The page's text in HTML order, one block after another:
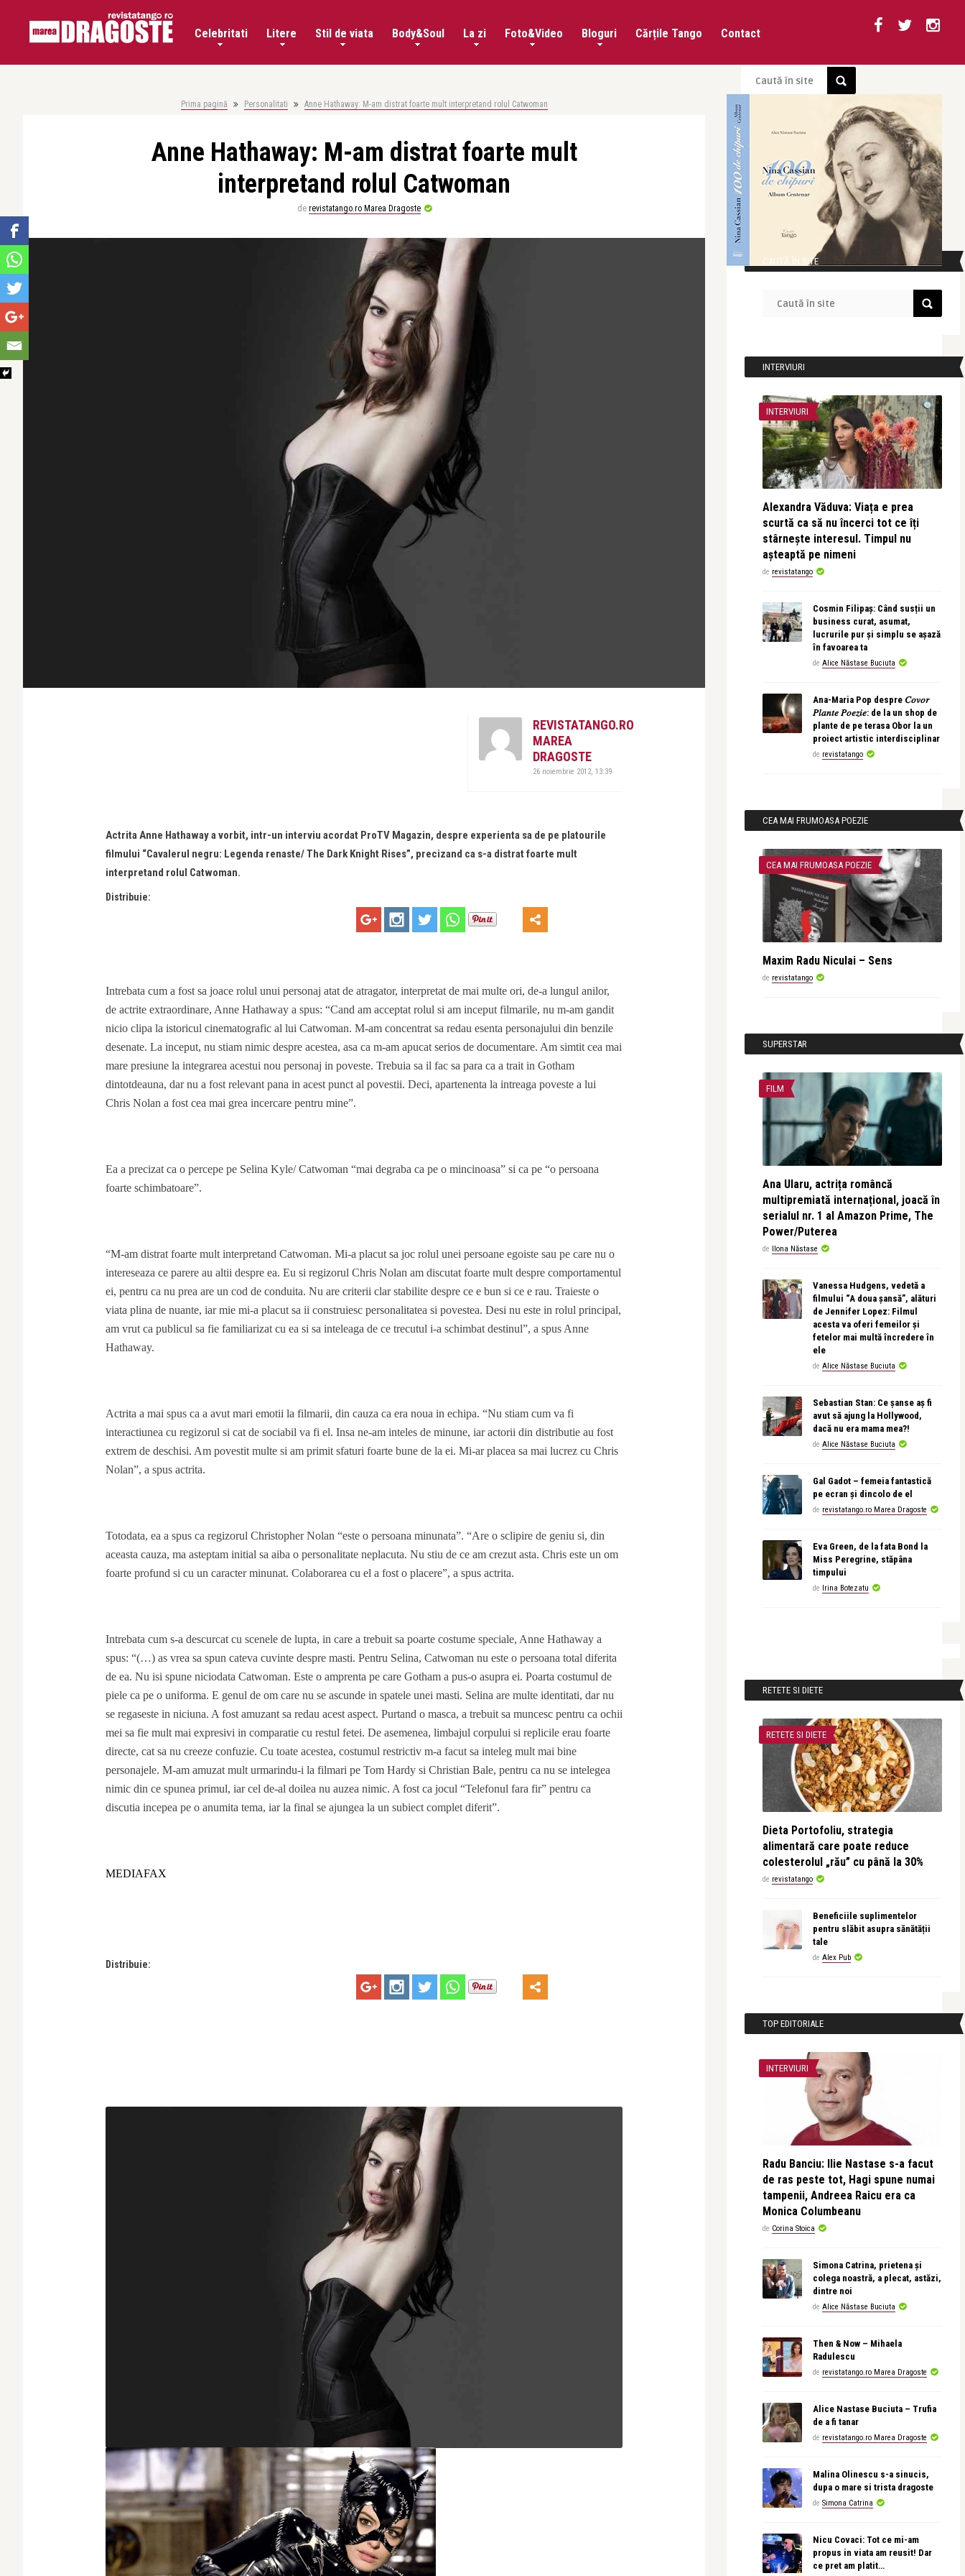
Celebritati Litere Stil de viata Body&Soul La zi Foto&Video Bloguri Cărțile Tango Contact
Prima pagină Personalitati Anne Hathaway: M-am distrat foarte mult interpretand rolul Catwoman
Anne Hathaway: M-am distrat foarte mult
interpretand rolul Catwoman
de revistatango.ro Marea Dragoste
REVISTATANGO.RO
MAREA
DRAGOSTE
26 noiembrie 2012, 13:39
Actrita Anne Hathaway a vorbit, intr-un interviu acordat ProTV Magazin, despre experienta sa de pe platourile
filmului “Cavalerul negru: Legenda renaste/ The Dark Knight Rises”, precizand ca s-a distrat foarte mult
interpretand rolul Catwoman.
Distribuie:
Intrebata cum a fost sa joace rolul unui personaj atat de atragator, interpretat de mai multe ori, de-a lungul anilor,
de actrite extraordinare, Anne Hathaway a spus: “Cand am acceptat rolul si am inceput filmarile, nu m-am gandit
nicio clipa la istoricul cinematografic al lui Catwoman. M-am concentrat sa redau esenta personajului din benzile
desenate. La inceput, nu stiam nimic despre acestea, asa ca m-am apucat serios de documentare. Am simtit cea mai
mare presiune la integrarea acestui nou personaj in poveste. Trebuia sa il fac sa para ca a trait in Gotham
dintotdeauna, dar nu a fost relevant pana in acest punct al povestii. Deci, apartenenta la intreaga poveste a lui
Chris Nolan a fost cea mai grea incercare pentru mine”.
Ea a precizat ca o percepe pe Selina Kyle/ Catwoman “mai degraba ca pe o mincinoasa” si ca pe “o persoana
foarte schimbatoare”.
“M-am distrat foarte mult interpretand Catwoman. Mi-a placut sa joc rolul unei persoane egoiste sau pe care nu o
intereseaza ce parere au altii despre ea. Eu si regizorul Chris Nolan am discutat foarte mult despre comportamentul
ei, pentru ca nu prea are un cod de conduita. Nu are criterii clar stabilite despre ce e bun si ce e rau. Traieste o
viata plina de nuante, iar mie mi-a placut sa ii construiesc personalitatea si povestea. Desi nu este in rolul principal,
am vrut ca publicul sa fie familiarizat cu ea si sa inteleaga de ce trecutul i-a schimbat destinul”, a spus Anne
Hathaway.
Actrita a mai spus ca a avut mari emotii la filmarii, din cauza ca era noua in echipa. “Nu stiam cum va fi
interactiunea cu regizorul si cat de sociabil va fi el. Insa ne-am inteles de minune, iar actorii din distributie au fost
extrem de deschisi. Am povestit multe si am primit sfaturi foarte bune de la ei. Mi-ar placea sa mai lucrez cu Chris
Nolan”, a spus actrita.
Totodata, ea a spus ca regizorul Christopher Nolan “este o persoana minunata”. “Are o sclipire de geniu si, din
aceasta cauza, ma asteptam initial sa aiba o personalitate neplacuta. Nu stiu de ce am crezut asta. Chris este un om
foarte profund si cu un caracter minunat. Colaborarea cu el a fost o placere”, a spus actrita.
Intrebata cum s-a descurcat cu scenele de lupta, in care a trebuit sa poarte costume speciale, Anne Hathaway a
spus: “(…) as vrea sa spun cateva cuvinte despre masti. Pentru Selina, Catwoman nu este o persoana total diferita
de ea. Nu isi spune niciodata Catwoman. Este o amprenta pe care Gotham a pus-o asupra ei. Poarta costumul de
piele ca pe o uniforma. E genul de om care nu se ascunde in spatele unei masti. Selina are multe identitati, dar nu
se regaseste in niciuna. A fost amuzant sa redau acest aspect. Purtand o masca, a trebuit sa muncesc pentru ca ochii
mei sa fie mult mai expresivi in comparatie cu restul fetei. De asemenea, limbajul corpului si replicile erau foarte
directe, cat sa nu creeze confuzie. Cu toate acestea, costumul restrictiv m-a facut sa inteleg mult mai bine
personajele. M-am amuzat mult urmarindu-i la filmari pe Tom Hardy si Christian Bale, pentru ca nu se intelegea
nimic din ce spunea primul, iar cel de-al doilea nu auzea nimic. A fost ca jocul “Telefonul fara fir” pentru ca
discutia incepea pe o anumita tema, iar la final se ajungea la un subiect complet diferit”.
MEDIAFAX
Distribuie:
CAUTĂ ÎN SITE
INTERVIURI
INTERVIURI
Alexandra Văduva: Viața e prea
scurtă ca să nu încerci tot ce îți
stârnește interesul. Timpul nu
așteaptă pe nimeni
de revistatango
Cosmin Filipaș: Când susții un
business curat, asumat,
lucrurile pur și simplu se așază
în favoarea ta
de Alice Năstase Buciuta
Ana-Maria Pop despre 𝐶𝑜𝑣𝑜𝑟
𝑃𝑙𝑎𝑛𝑡𝑒 𝑃𝑜𝑒𝑧𝑖𝑒: de la un shop de
plante de pe terasa Obor la un
proiect artistic interdisciplinar
de revistatango
CEA MAI FRUMOASA POEZIE
CEA MAI FRUMOASA POEZIE
Maxim Radu Niculai – Sens
de revistatango
SUPERSTAR
FILM
Ana Ularu, actrița româncă
multipremiată internațional, joacă în
serialul nr. 1 al Amazon Prime, The
Power/Puterea
de Ilona Năstase
Vanessa Hudgens, vedetă a
filmului “A doua șansă”, alături
de Jennifer Lopez: Filmul
acesta va oferi femeilor și
fetelor mai multă încredere în
ele
de Alice Năstase Buciuta
Sebastian Stan: Ce șanse aș fi
avut să ajung la Hollywood,
dacă nu era mama mea?!
de Alice Năstase Buciuta
Gal Gadot – femeia fantastică
pe ecran și dincolo de el
de revistatango.ro Marea Dragoste
Eva Green, de la fata Bond la
Miss Peregrine, stăpâna
timpului
de Irina Botezatu
RETETE SI DIETE
RETETE SI DIETE
Dieta Portofoliu, strategia
alimentară care poate reduce
colesterolul „rău” cu până la 30%
de revistatango
Beneficiile suplimentelor
pentru slăbit asupra sănătății
tale
de Alex Pub
TOP EDITORIALE
INTERVIURI
Radu Banciu: Ilie Nastase s-a facut
de ras peste tot, Hagi spune numai
tampenii, Andreea Raicu era ca
Monica Columbeanu
de Corina Stoica
Simona Catrina, prietena și
colega noastră, a plecat, astăzi,
dintre noi
de Alice Năstase Buciuta
Then & Now – Mihaela
Radulescu
de revistatango.ro Marea Dragoste
Alice Nastase Buciuta – Trufia
de a fi tanar
de revistatango.ro Marea Dragoste
Malina Olinescu s-a sinucis,
dupa o mare si trista dragoste
de Simona Catrina
Nicu Covaci: Tot ce mi-am
propus in viata am reusit! Dar
ce pret am platit…